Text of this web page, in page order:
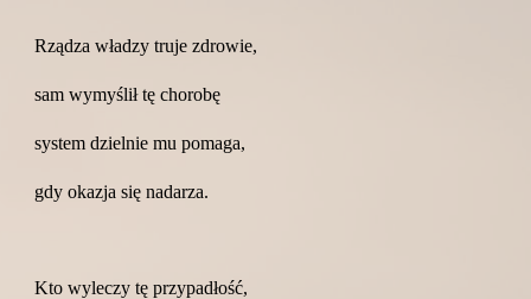
Rządza władzy truje zdrowie,
sam wymyślił tę chorobę
system dzielnie mu pomaga,
gdy okazja się nadarza.
Kto wyleczy tę przypadłość,